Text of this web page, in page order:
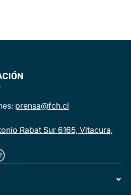
prensa@fch.cl
Rabat Sur 6165, Vitacura,